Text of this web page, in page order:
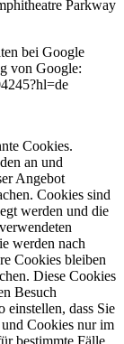
Parkway
bei Google
von Google:
Cookies.
an und
Angebot
Cookies sind
werden und die
werden nach
Cookies bleiben
Diese Cookies
Besuch
einstellen, dass Sie
Cookies nur im